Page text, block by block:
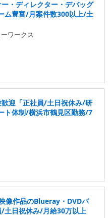
・ディレクター・デバッグ
ム豊富/月案件数300以上/土
ワークス
迎「正社員/土日祝休み/研
ト体制/横浜市鶴見区勤務/7
像作品のBlueray・DVDパ
土日祝休み/月給30万以上